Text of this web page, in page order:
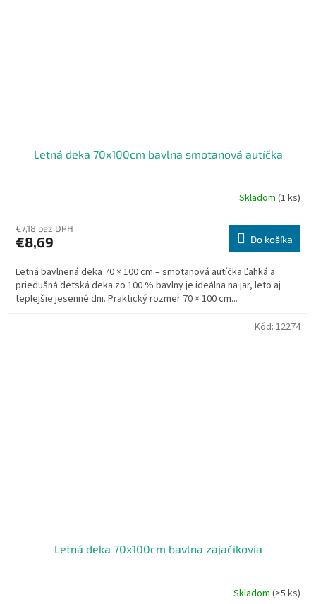
Letná deka 70x100cm bavlna smotanová autíčka
produktu
je
z
5
hviezdičiek.
Skladom(1 ks)
€7,18 bez DPH
€8,69 Do košíka
Letná bavlnená deka 70 × 100 cm – smotanová autíčka Ľahká a
priedušná detská deka zo 100 % bavlny je ideálna na jar, leto aj
teplejšie jesenné dni. Praktický rozmer 70 × 100 cm...
Letná deka 70x100cm bavlna zajačikovia
Skladom(>5 ks)
Kód: 12274